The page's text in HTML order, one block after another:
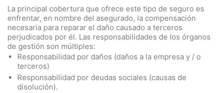
La principal cobertura que ofrece este tipo de seguro es
enfrentar, en nombre del asegurado, la compensación
necesaria para reparar el daño causado a terceros
perjudicados por él. Las responsabilidades de los órganos
de gestión son múltiples:
Responsabilidad por daños (daños a la empresa y / o
terceros)
Responsabilidad por deudas sociales (causas de
disolución).